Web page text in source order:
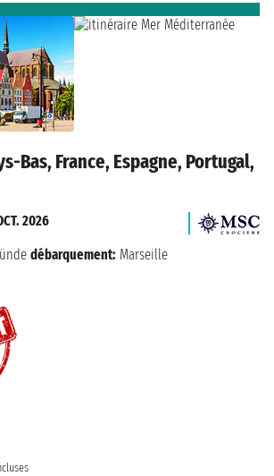
Bas, France, Espagne, Portugal,
2026
débarquement: Marseille